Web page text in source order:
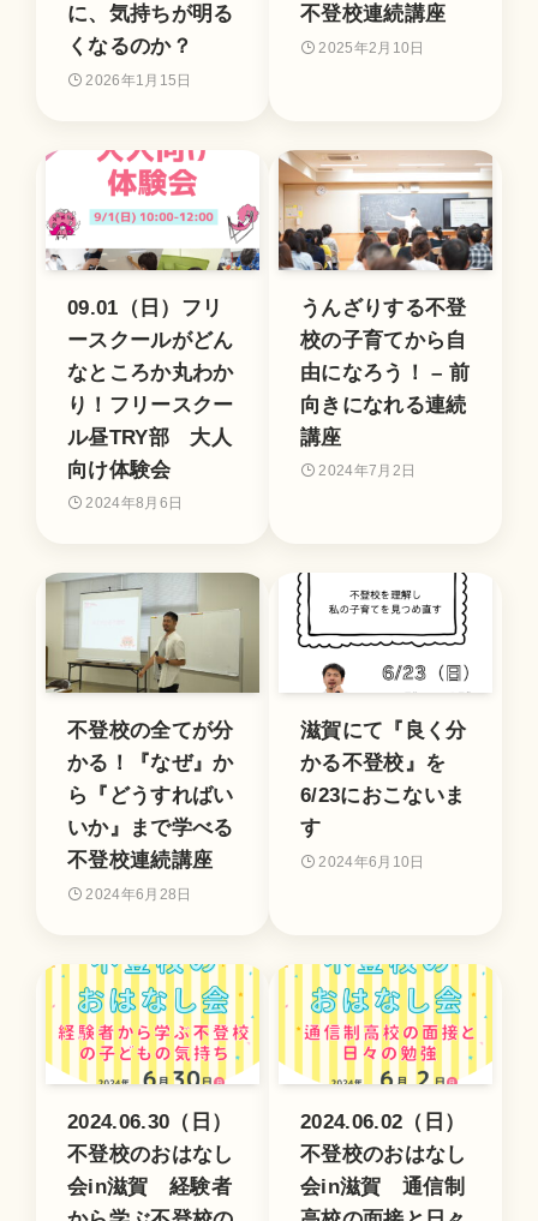
に、気持ちが明る
くなるのか？
2026年1月15日
不登校連続講座
2025年2月10日
09.01（日）フリ
ースクールがどん
なところか丸わか
り！フリースクー
ル昼TRY部 大人
向け体験会
2024年8月6日
うんざりする不登
校の子育てから自
由になろう！ – 前
向きになれる連続
講座
2024年7月2日
不登校の全てが分
かる！『なぜ』か
ら『どうすればい
いか』まで学べる
不登校連続講座
2024年6月28日
滋賀にて『良く分
かる不登校』を
6/23におこないま
す
2024年6月10日
2024.06.30（日）
不登校のおはなし
会in滋賀 経験者
2024.06.02（日）
不登校のおはなし
会in滋賀 通信制